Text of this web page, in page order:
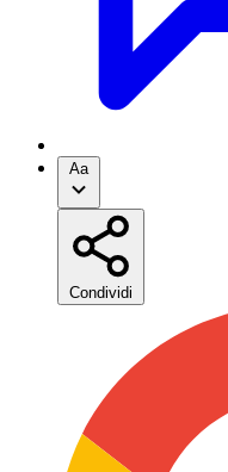
Aa
Condividi